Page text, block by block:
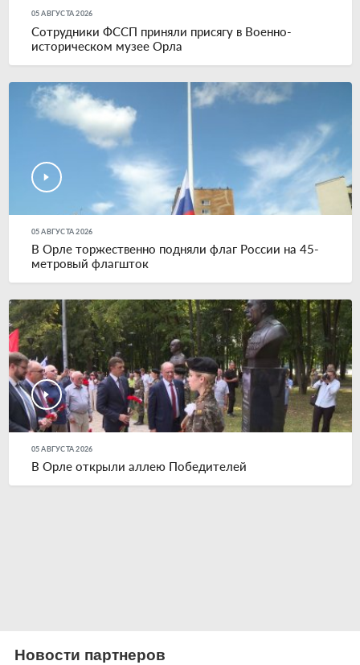
05 АВГУСТА 2026
Сотрудники ФССП приняли присягу в Военно-
историческом музее Орла
05 АВГУСТА 2026
В Орле торжественно подняли флаг России на 45-
метровый флагшток
05 АВГУСТА 2026
В Орле открыли аллею Победителей
Новости партнеров